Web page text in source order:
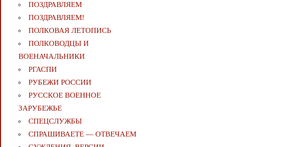
ПОЗДРАВЛЯЕМ
ПОЗДРАВЛЯЕМ!
ПОЛКОВАЯ ЛЕТОПИСЬ
ПОЛКОВОДЦЫ И
ВОЕНАЧАЛЬНИКИ
РГАСПИ
РУБЕЖИ РОССИИ
РУССКОЕ ВОЕННОЕ
ЗАРУБЕЖЬЕ
СПЕЦСЛУЖБЫ
СПРАШИВАЕТЕ — ОТВЕЧАЕМ